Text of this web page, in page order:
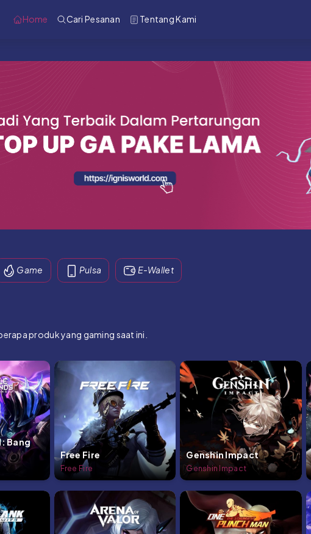
Home Cari Pesanan Tentang Kami
Game Pulsa E-Wallet
produk yang gaming saat ini.
Bang
Free Fire
Free Fire
Genshin Impact
Genshin Impact